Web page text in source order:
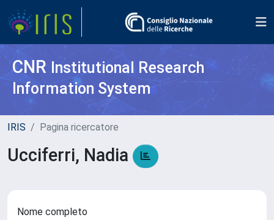
CNR Institutional Research
Information System
IRIS Pagina ricercatore
Ucciferri, Nadia
Nome completo